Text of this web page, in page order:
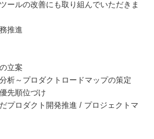
ールの改善にも取り組んでいただきま
推進
立案
析～プロダクトロードマップの策定
先順位づけ
プロダクト開発推進 / プロジェクトマ